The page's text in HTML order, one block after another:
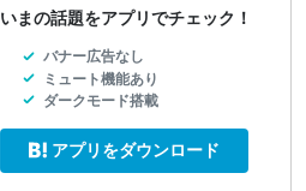
いまの話題をアプリでチェック！
バナー広告なし
ミュート機能あり
ダークモード搭載
アプリをダウンロード